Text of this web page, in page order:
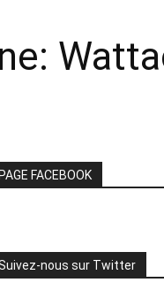
FACEBOOK
nous sur Twitter